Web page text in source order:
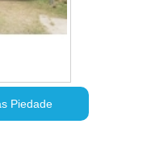
Piedade